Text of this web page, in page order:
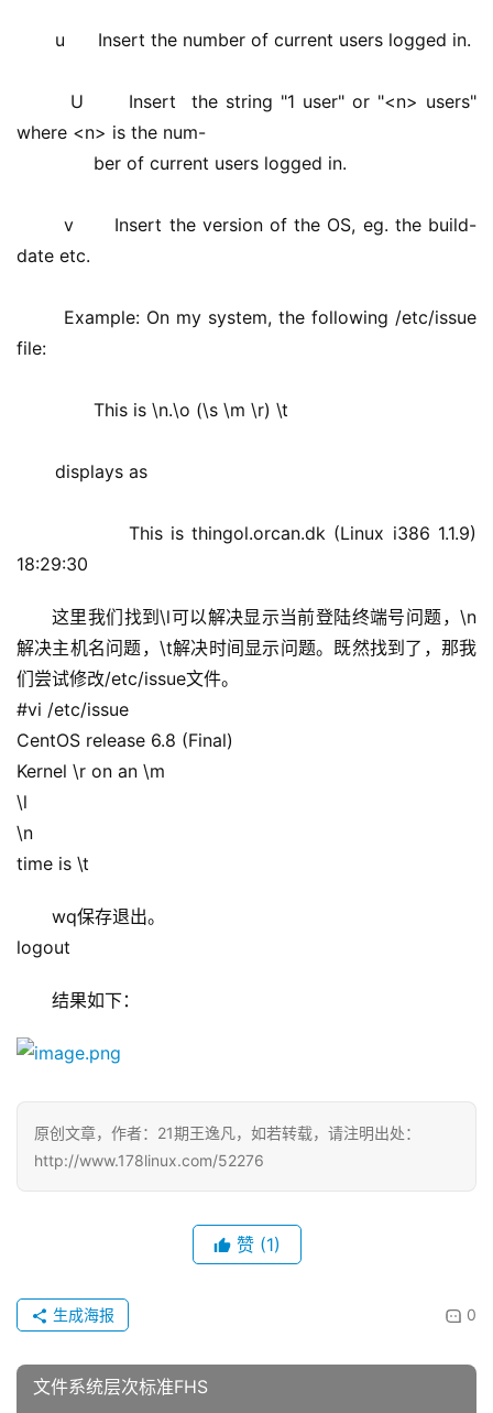
u      Insert the number of current users logged in.
U      Insert  the string "1 user" or "<n> users"
where <n> is the num-
ber of current users logged in.
v      Insert the version of the OS, eg. the build-
date etc.
Example: On my system, the following /etc/issue
file:
This is \n.\o (\s \m \r) \t
displays as
This is thingol.orcan.dk (Linux i386 1.1.9)
18:29:30
这里我们找到\l可以解决显示当前登陆终端号问题，\n
解决主机名问题，\t解决时间显示问题。既然找到了，那我
们尝试修改/etc/issue文件。
#vi /etc/issue
CentOS release 6.8 (Final)
Kernel \r on an \m
\l
\n
time is \t
wq保存退出。
logout
结果如下：
原创文章，作者：21期王逸凡，如若转载，请注明出处：
http://www.178linux.com/52276
赞 (1)
0
生成海报
文件系统层次标准FHS